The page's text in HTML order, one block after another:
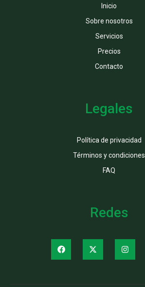
Inicio
Sobre nosotros
Servicios
Precios
Contacto
Legales
Política de privacidad
Términos y condiciones
FAQ
Redes